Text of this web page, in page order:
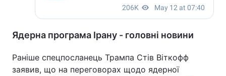
Ядерна програма Ірану - головні новини
Раніше спецпосланець Трампа Стів Віткофф
заявив, що на переговорах щодо ядерної